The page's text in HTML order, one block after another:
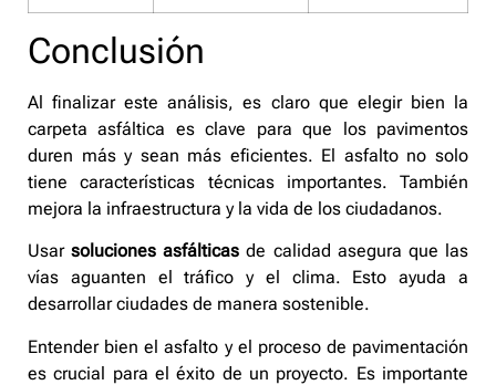
Conclusión
Al finalizar este análisis, es claro que elegir bien la
carpeta asfáltica es clave para que los pavimentos
duren más y sean más eficientes. El asfalto no solo
tiene características técnicas importantes. También
mejora la infraestructura y la vida de los ciudadanos.
Usarsoluciones asfálticas de calidad asegura que las
vías aguanten el tráfico y el clima. Esto ayuda a
desarrollar ciudades de manera sostenible.
Entender bien el asfalto y el proceso de pavimentación
es crucial para el éxito de un proyecto. Es importante